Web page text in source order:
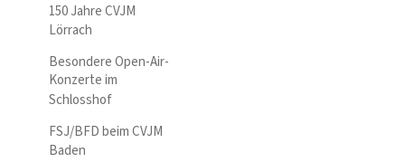
150 Jahre CVJM
Lörrach
Besondere Open-Air-
Konzerte im
Schlosshof
FSJ/BFD beim CVJM
Baden